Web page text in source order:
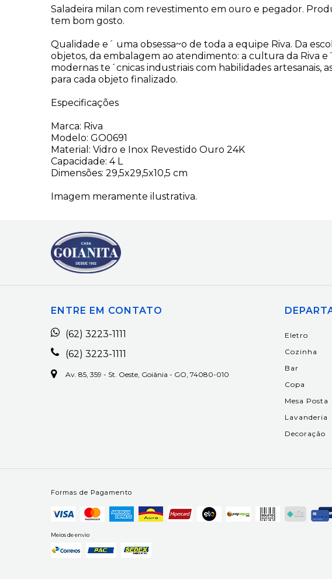
Saladeira milan com revestimento em ouro e pegador.
tem bom gosto.
Qualidade e´ uma obsessa~o de toda a equipe Riva. Da
objetos, da embalagem ao atendimento: a cultura da Riva
modernas te´cnicas industriais com habilidades
para cada objeto finalizado.
Especificações
Marca: Riva
Modelo: GO0691
Material: Vidro e Inox Revestido Ouro 24K
Capacidade: 4 L
Dimensões: 29,5x29,5x10,5 cm
Imagem meramente ilustrativa.
ENTRE EM CONTATO
(62) 3223-1111
(62) 3223-1111
Av. 85, 359 - St. Oeste, Goiânia - GO, 74080-010
Eletro
Cozinha
Bar
Copa
Mesa Posta
Lavanderia
Decoração
Formas de Pagamento
Meios de envio